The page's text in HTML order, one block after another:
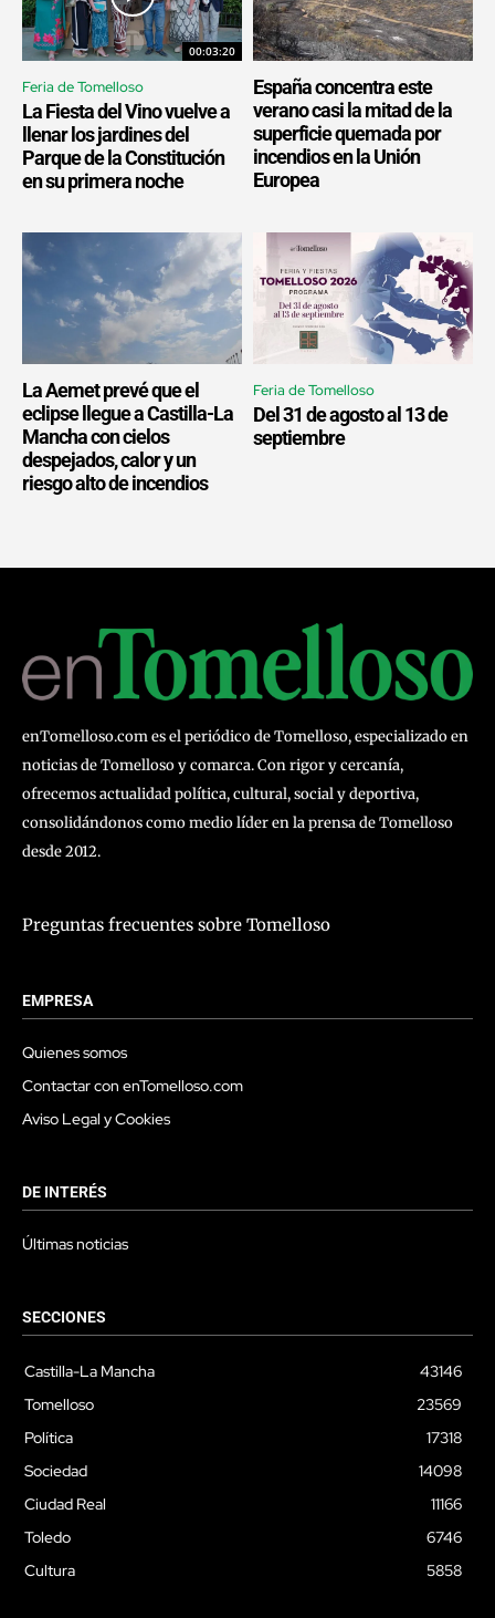
00:03:20
Feria de Tomelloso
La Fiesta del Vino vuelve a
llenar los jardines del
Parque de la Constitución
en su primera noche
España concentra este
verano casi la mitad de la
superficie quemada por
incendios en la Unión
Europea
La Aemet prevé que el
eclipse llegue a Castilla-La
Mancha con cielos
despejados, calor y un
riesgo alto de incendios
Feria de Tomelloso
Del 31 de agosto al 13 de
septiembre
enTomelloso.com es el periódico de Tomelloso, especializado en
noticias de Tomelloso y comarca. Con rigor y cercanía,
ofrecemos actualidad política, cultural, social y deportiva,
consolidándonos como medio líder en la prensa de Tomelloso
desde 2012.
Preguntas frecuentes sobre Tomelloso
EMPRESA
Quienes somos
Contactar con enTomelloso.com
Aviso Legal y Cookies
DE INTERÉS
Últimas noticias
SECCIONES
Castilla-La Mancha
43146
Tomelloso
23569
Política
17318
Sociedad
14098
Ciudad Real
11166
Toledo
6746
Cultura
5858